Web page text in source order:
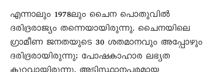
എന്നാലും 1978ലും ചെെന പൊതുവിൽ
ദരിദ്രരാജ്യം തന്നെയായിരുന്നു. ചെെനയിലെ
ഗ്രാമീണ ജനതയുടെ 30 ശതമാനവും അപ്പോഴും
ദരിദ്രരായിരുന്നു; പോഷകാഹാര ലഭ്യത